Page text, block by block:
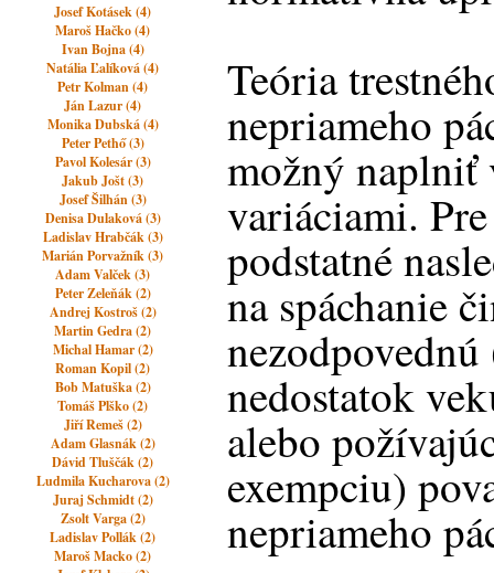
Josef Kotásek (4)
Maroš Hačko (4)
Ivan Bojna (4)
Natália Ľalíková (4)
Petr Kolman (4)
Ján Lazur (4)
Monika Dubská (4)
Peter Pethő (3)
Pavol Kolesár (3)
Jakub Jošt (3)
Josef Šilhán (3)
Denisa Dulaková (3)
Ladislav Hrabčák (3)
Marián Porvažník (3)
Adam Valček (3)
Peter Zeleňák (2)
Andrej Kostroš (2)
Martin Gedra (2)
Michal Hamar (2)
Roman Kopil (2)
Bob Matuška (2)
Tomáš Plško (2)
Jiří Remeš (2)
Adam Glasnák (2)
Dávid Tluščák (2)
Ludmila Kucharova (2)
Juraj Schmidt (2)
Zsolt Varga (2)
Ladislav Pollák (2)
Maroš Macko (2)
Teória
nepriameho
možný naplniť
variáciami.
podstatné
na spáchanie
nedostatok
alebo
exempciu)
nepriameho